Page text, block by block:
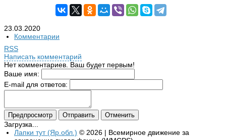
23.03.2020
Комментарии
RSS
Написать комментарий
Нет комментариев. Ваш будет первым!
Ваше имя:
E-mail для ответов:
Загрузка...
Лапки тут (Яр.обл.) © 2026 | Всемирное движение за